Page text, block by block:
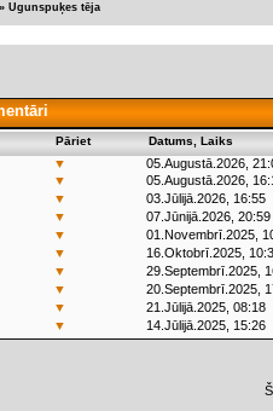
» Ugunspuķes tēja
Pāriet Datums, Laiks
▼
05.Augustā.2026,
▼
05.Augustā.2026,
▼
03.Jūlijā.2026, 16:55
▼
07.Jūnijā.2026, 20:59
▼
01.Novembrī.2025,
▼
16.Oktobrī.2025,
▼
29.Septembrī.2025,
▼
20.Septembrī.2025,
▼
21.Jūlijā.2025, 08:18
▼ 14.Jūlijā.2025, 15:26